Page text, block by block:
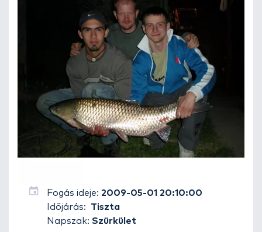
Fogás ideje: 2009-05-01 20:10:00
Időjárás:
Tiszta
Napszak: Szürkület